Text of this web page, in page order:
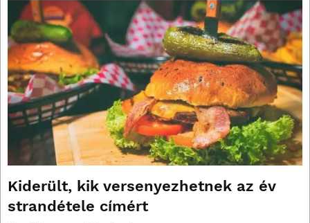
Kiderült, kik versenyezhetnek az év
strandétele címért